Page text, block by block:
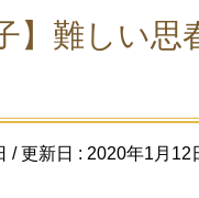
】難しい
/ 更新日 : 2020年1月12